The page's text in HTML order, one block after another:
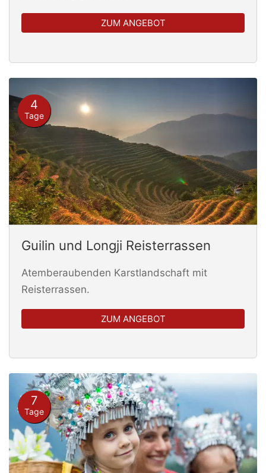
ZUM ANGEBOT
4
Tage
Guilin und Longji Reisterrassen
Atemberaubenden Karstlandschaft mit
Reisterrassen.
ZUM ANGEBOT
7
Tage